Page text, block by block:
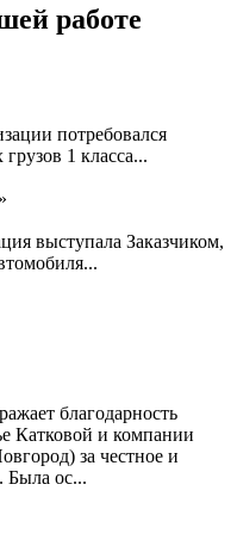
работе
потребовался
1 класса...
выступала Заказчиком,
благодарность
Катковой и компании
за честное и
Была ос...